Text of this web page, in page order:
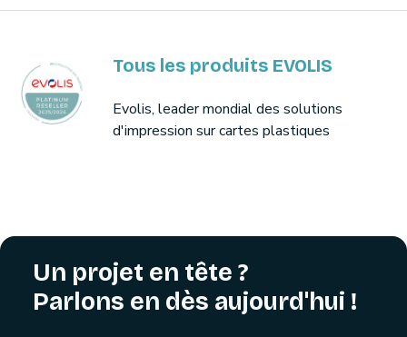
Tous les produits EVOLIS
Evolis, leader mondial des solutions
d'impression sur cartes plastiques
Un projet en tête ?
Parlons en dès aujourd'hui !